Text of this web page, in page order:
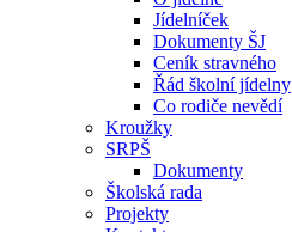
Jídelníček
Dokumenty ŠJ
Ceník stravného
Řád školní jídelny
Co rodiče nevědí
Kroužky
SRPŠ
Dokumenty
Školská rada
Projekty